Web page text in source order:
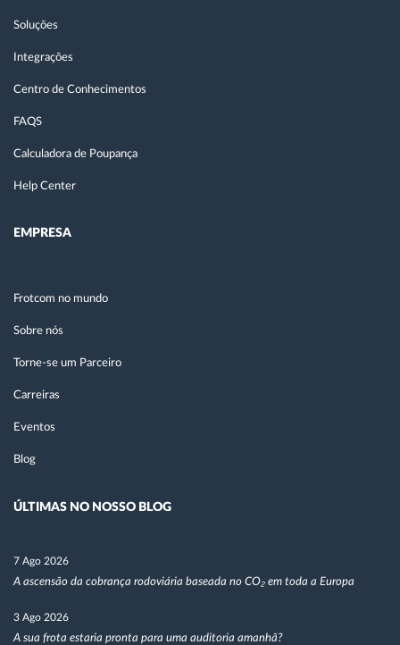
Soluções
Integrações
Centro de Conhecimentos
FAQS
Calculadora de Poupança
Help Center
EMPRESA
Frotcom no mundo
Sobre nós
Torne-se um Parceiro
Carreiras
Eventos
Blog
ÚLTIMAS NO NOSSO BLOG
7 Ago 2026
A ascensão da cobrança rodoviária baseada no CO₂ em toda a Europa
3 Ago 2026
A sua frota estaria pronta para uma auditoria amanhã?